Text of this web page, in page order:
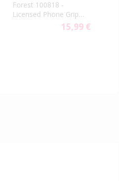
Forest 100818 -
Licensed Phone Grip
15,99 €